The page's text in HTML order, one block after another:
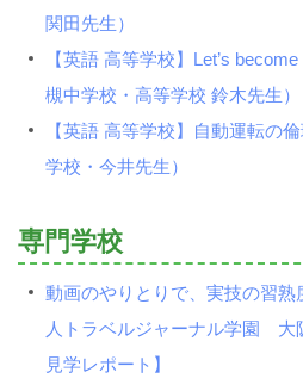
関田先生）
【英語 高等学校】Let’s
槻中学校・高等学校 鈴木先生）
【英語 高等学校】自動運転の
学校・今井先生）
専門学校
動画のやりとりで、実技の習
人トラベルジャーナル学園 大
見学レポート】